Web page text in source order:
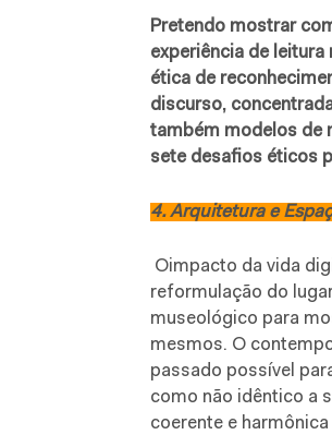
Pretendo mostrar
experiência de
ética de
discurso,
também modelos de
sete desafios éticos
4. Arquitetura e
Oimpacto da vida
reformulação do
museológico para
mesmos. O
passado possível
como não idêntico a
coerente e